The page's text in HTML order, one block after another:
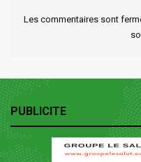
Les commentaires sont
PUBLICITE